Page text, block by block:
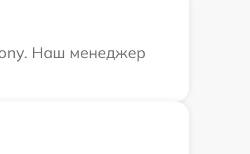
Наш менеджер